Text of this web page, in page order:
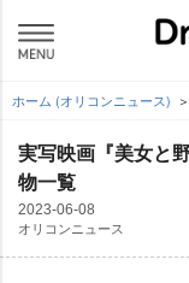
ホーム (オリコンニュース)
実写映画『美女と
物一覧
2023-06-08
オリコンニュース